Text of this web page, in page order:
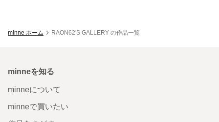
minne ホーム RAON62'S GALLERY の作品一覧
minneを知る
minneについて
minneで買いたい